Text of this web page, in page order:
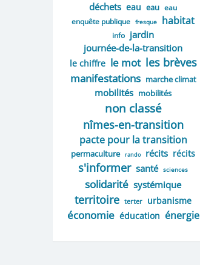
déchets eau eau eau
enquête publique fresque habitat
info jardin
journée-de-la-transition
le chiffre le mot les brèves
manifestations marche climat
mobilités mobilités
non classé
nîmes-en-transition
pacte pour la transition
permaculture rando récits récits
s'informer santé sciences
solidarité systémique
territoire terter urbanisme
économie éducation énergie